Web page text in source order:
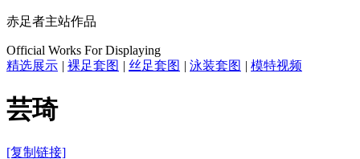
赤足者主站作品
Official Works For Displaying
精选展示 | 裸足套图 | 丝足套图 | 泳装套图 | 模特视频
芸琦
[复制链接]